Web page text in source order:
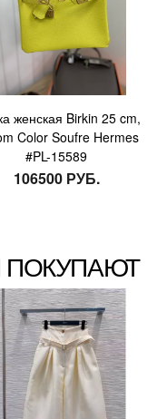
женская Birkin 25 cm,
Color Soufre Hermes
#PL-15589
106500 РУБ.